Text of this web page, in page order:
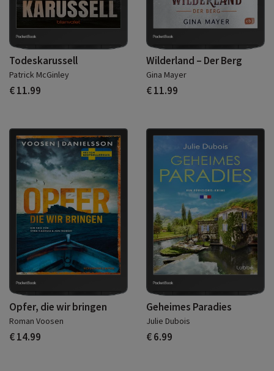
Todeskarussell
Patrick McGinley
€ 11.99
Wilderland – Der Berg
Gina Mayer
€ 11.99
Opfer, die wir bringen
Roman Voosen
€ 14.99
Geheimes Paradies
Julie Dubois
€ 6.99